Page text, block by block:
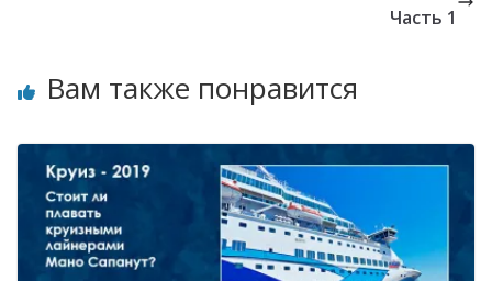
Часть 1
Вам также понравится